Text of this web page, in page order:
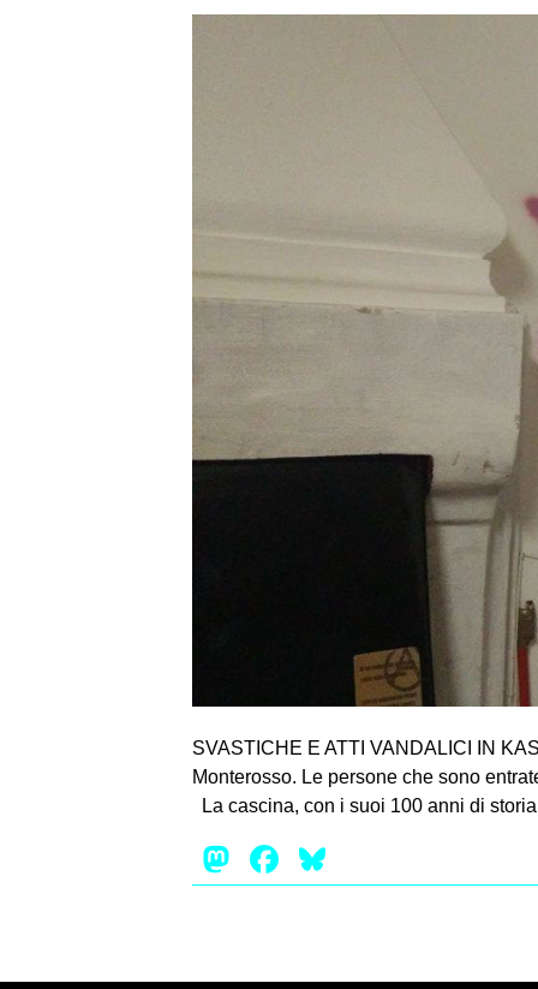
SVASTICHE E ATTI VANDALICI IN
Monterosso. Le persone che sono
La cascina, con i suoi 100 anni di
Mastodon
Facebook